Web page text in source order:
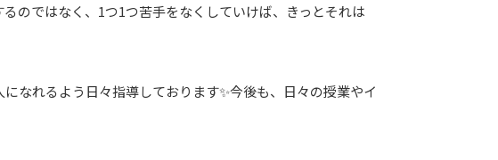
のではなく、1つ1つ苦手をなくしていけば、きっとそれは
なれるよう日々指導しております✨今後も、日々の授業やイ